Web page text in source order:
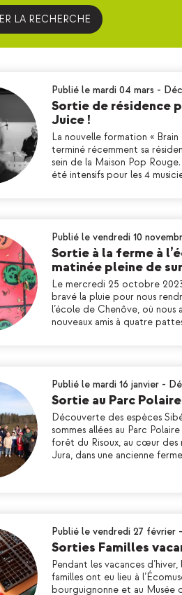
LA RECHERCHE
Publié le mardi 04 mars -
Sortie de résidence
Juice !
La nouvelle formation « Brain
terminé récemment sa
sein de la Maison Pop
été intensifs pour les 4
Publié le vendredi 10
Sortie à la ferme à
matinée pleine de
Le mercredi 25 octobre
bravé la pluie pour nous
l’école de Chenôve, où
nouveaux amis à quatre
Publié le mardi 16 janvier -
Sortie au Parc Polaire
Découverte des espèces
sommes allées au Parc
forêt du Risoux, au cœur des
Jura, dans une ancienne
Publié le vendredi 27 février -
Sorties Familles
Pendant les vacances d’hiver,
familles ont eu lieu à
bourguignonne et au Musée